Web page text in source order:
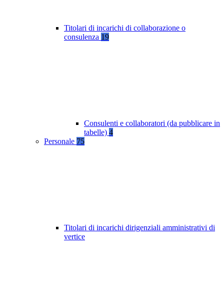
Titolari di incarichi di collaborazione o
consulenza 19
Consulenti e collaboratori (da pubblicare in
tabelle) 4
Personale 75
Titolari di incarichi dirigenziali amministrativi di
vertice